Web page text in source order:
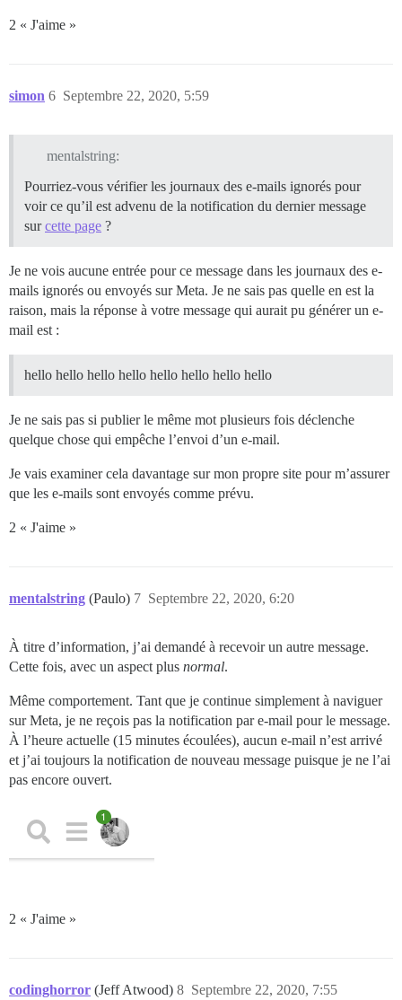
2 « J'aime »
simon Septembre 22, 2020, 5:59
6
mentalstring:
Pourriez-vous vérifier les journaux des e-mails ignorés pour
voir ce qu’il est advenu de la notification du dernier message
surcette page ?
Je ne vois aucune entrée pour ce message dans les journaux des e-
mails ignorés ou envoyés sur Meta. Je ne sais pas quelle en est la
raison, mais la réponse à votre message qui aurait pu générer un e-
mail est :
hello hello hello hello hello hello hello hello
Je ne sais pas si publier le même mot plusieurs fois déclenche
quelque chose qui empêche l’envoi d’un e-mail.
Je vais examiner cela davantage sur mon propre site pour m’assurer
que les e-mails sont envoyés comme prévu.
2 « J'aime »
mentalstring (Paulo) Septembre 22, 2020, 6:20
7
À titre d’information, j’ai demandé à recevoir un autre message.
Cette fois, avec un aspect plus normal.
Même comportement. Tant que je continue simplement à naviguer
sur Meta, je ne reçois pas la notification par e-mail pour le message.
À l’heure actuelle (15 minutes écoulées), aucun e-mail n’est arrivé
et j’ai toujours la notification de nouveau message puisque je ne l’ai
pas encore ouvert.
2 « J'aime »
codinghorror (Jeff Atwood) Septembre 22, 2020, 7:55
8